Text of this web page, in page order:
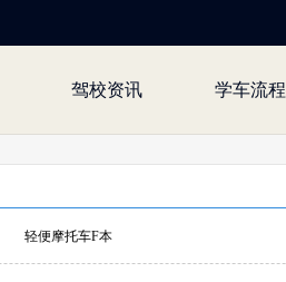
驾校资讯 学车流程
轻便摩托车F本